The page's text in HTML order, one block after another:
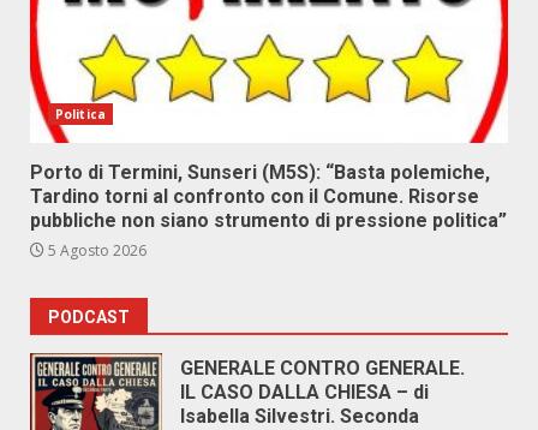
Politica
Porto di Termini, Sunseri (M5S): “Basta polemiche,
Tardino torni al confronto con il Comune. Risorse
pubbliche non siano strumento di pressione politica”
5 Agosto 2026
PODCAST
GENERALE CONTRO GENERALE.
IL CASO DALLA CHIESA – di
Isabella Silvestri. Seconda